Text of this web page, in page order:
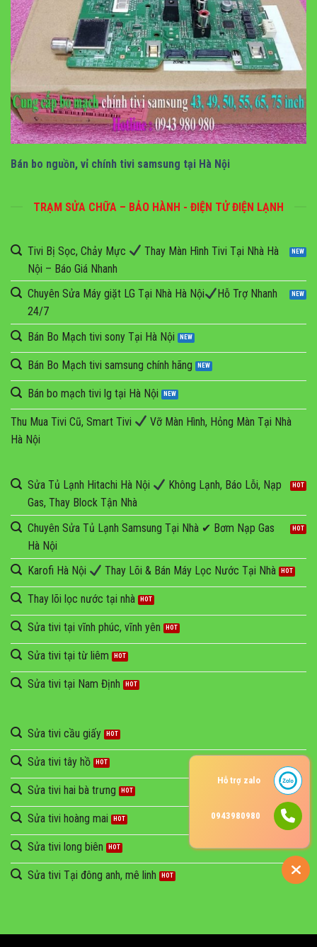
Bán bo nguồn, vỉ chính tivi samsung tại Hà Nội
TRẠM SỬA CHỮA – BẢO HÀNH - ĐIỆN TỬ ĐIỆN LẠNH
Tivi Bị Sọc, Chảy Mực
Thay Màn Hình Tivi Tại Nhà Hà
Nội – Báo Giá Nhanh
Chuyên Sửa Máy giặt LG Tại Nhà Hà Nội
Hỗ Trợ Nhanh
24/7
Bán Bo Mạch tivi sony Tại Hà Nội
Bán Bo Mạch tivi samsung chính hãng
Bán bo mạch tivi lg tại Hà Nội
Thu Mua Tivi Cũ, Smart Tivi
Vỡ Màn Hình, Hỏng Màn Tại Nhà
Hà Nội
Sửa Tủ Lạnh Hitachi Hà Nội
Không Lạnh, Báo Lỗi, Nạp
Gas, Thay Block Tận Nhà
Chuyên Sửa Tủ Lạnh Samsung Tại Nhà ✔ Bơm Nạp Gas
Hà Nội
Karofi Hà Nội
Thay Lõi & Bán Máy Lọc Nước Tại Nhà
Thay lõi lọc nước tại nhà
Sửa tivi tại vĩnh phúc, vĩnh yên
Sửa tivi tại từ liêm
Sửa tivi tại Nam Định
Sửa tivi cầu giấy
Sửa tivi tây hồ
Sửa tivi hai bà trưng
Sửa tivi hoàng mai
Sửa tivi long biên
Sửa tivi Tại đông anh, mê linh
Hỗ trợ zalo
0943980980